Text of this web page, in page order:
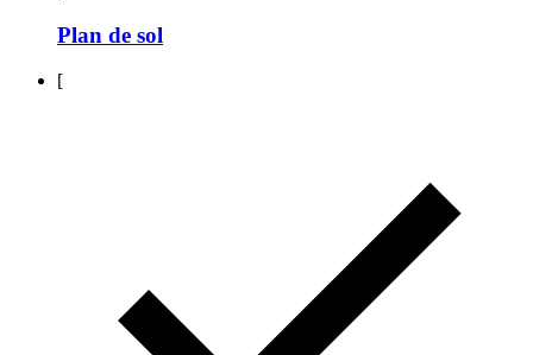
Plan de sol
[